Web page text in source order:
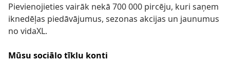
Pievienojieties vairāk nekā 700 000 pircēju, kuri saņem
iknedēļas piedāvājumus, sezonas akcijas un jaunumus
no vidaXL.
Mūsu sociālo tīklu konti